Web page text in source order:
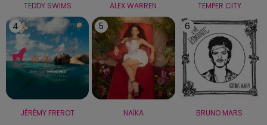
TEDDY SWIMS ALEX WARREN TEMPER CITY
4
JÉRÉMY FREROT
5
NAÏKA
6
BRUNO MARS